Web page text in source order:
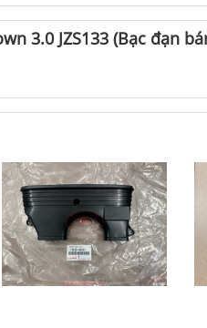
3.0 JZS133 (Bạc đạn